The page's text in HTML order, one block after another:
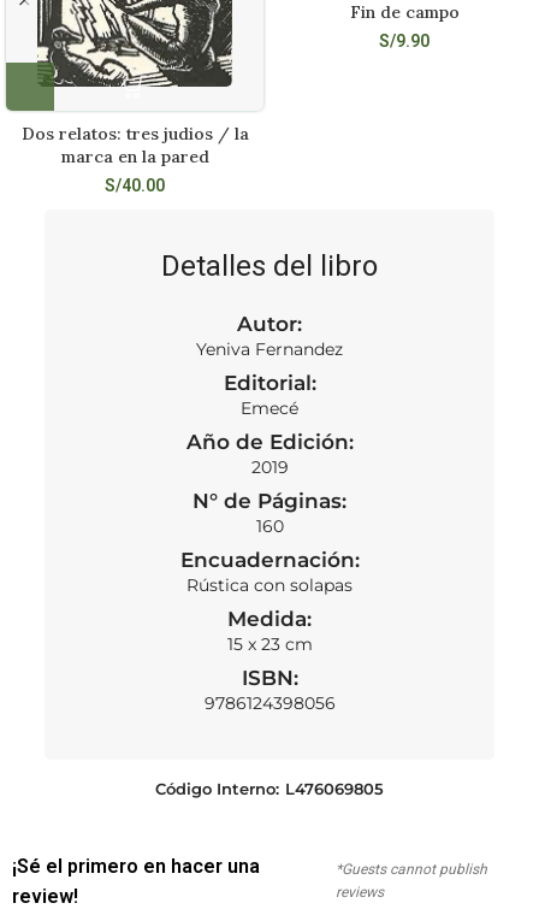
Dos relatos: tres judios / la
marca en la pared
S/40.00
Fin de campo
S/9.90
Detalles del libro
Autor:
Yeniva Fernandez
Editorial:
Emecé
Año de Edición:
2019
N° de Páginas:
160
Encuadernación:
Rústica con solapas
Medida:
15 x 23 cm
ISBN:
9786124398056
Código Interno: L476069805
¡Sé el primero en hacer una
review!
*Guests cannot publish
reviews